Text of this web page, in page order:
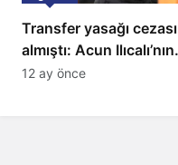
Transfer yasağı cezası
almıştı: Acun Ilıcalı’nın
ekibi Hull City’ye kötü
12 ay önce